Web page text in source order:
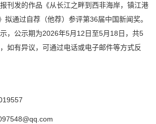
刊发的作品《从长江之畔到西非海岸，镇江港
拟通过自荐（他荐）参评第36届中国新闻奖。
，公示期为2026年5月12日至5月18日，共5
如有异议，可通过电话或电子邮件等方式反